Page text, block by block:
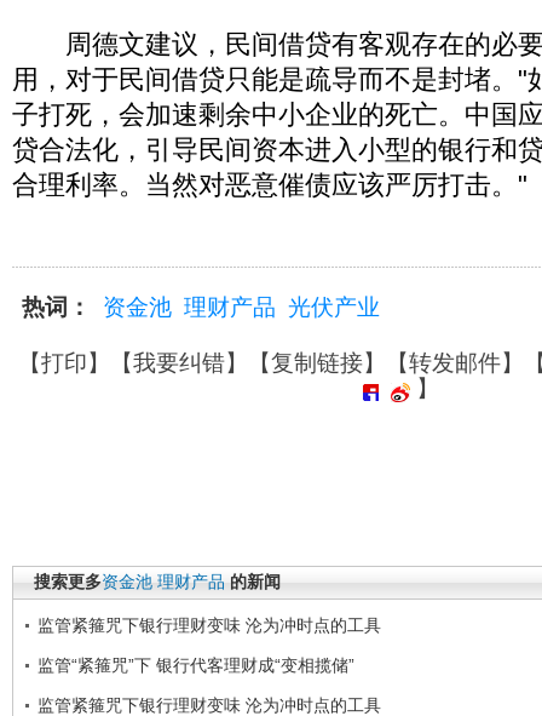
周德文建议，民间借贷有客观存在的必
用，对于民间借贷只能是疏导而不是封堵。"
子打死，会加速剩余中小企业的死亡。中国
贷合法化，引导民间资本进入小型的银行和
合理利率。当然对恶意催债应该严厉打击。"
热词： 资金池 理财产品 光伏产业
【打印】【我要纠错】【复制链接】【转发邮件】
】
搜索更多资金池 理财产品 的新闻
监管紧箍咒下银行理财变味 沦为冲时点的工具
监管“紧箍咒”下 银行代客理财成“变相揽储”
监管紧箍咒下银行理财变味 沦为冲时点的工具